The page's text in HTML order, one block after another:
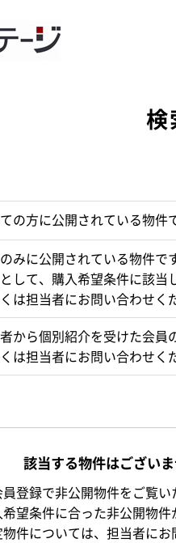
検
の方に公開されている物件
みに公開されている物件で
して、購入希望条件に該当
は担当者にお問い合わせく
から個別紹介を受けた会員
は担当者にお問い合わせく
該当する物件はございま
登録で非公開物件をご覧い
望条件に合った非公開物件
件については、担当者にお